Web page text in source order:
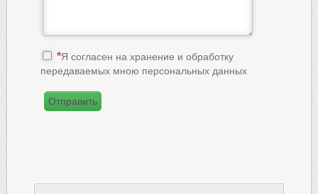
Я согласен на хранение и обработку
передаваемых мною персональных данных
Отправить